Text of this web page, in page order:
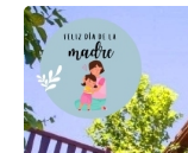
Madrid
Pamplona
Valencia